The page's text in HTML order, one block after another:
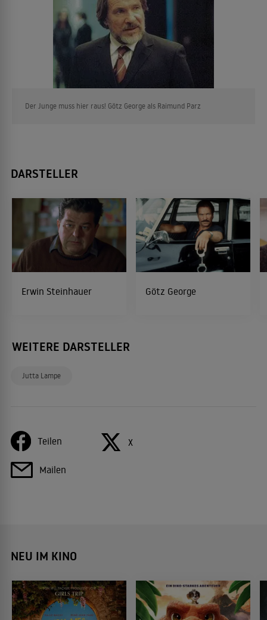
Der Junge muss hier raus! Götz George als Raimund Parz
DARSTELLER
Erwin Steinhauer Götz George
WEITERE DARSTELLER
Jutta Lampe
Teilen X
Mailen
NEU IM KINO